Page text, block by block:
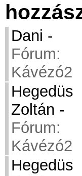
Dani -
Fórum:
Kávézó2
Hegedüs
Zoltán -
Fórum:
Kávézó2
Hegedüs